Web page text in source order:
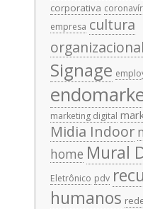
corporativa
empresa cultura
organizacional
Signage
marketing digital
Midia Indoor
home Mural
Eletrônico pdv
humanos